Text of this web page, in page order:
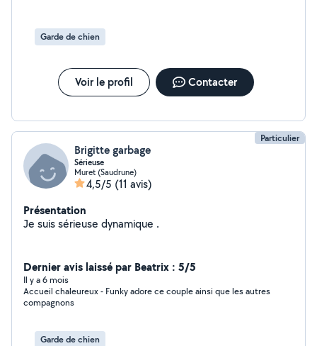
Garde de chien
Voir le profil Contacter
Particulier
Brigitte garbage
Sérieuse
Muret (Saudrune)
4,5/5 (11 avis)
Présentation
Je suis sérieuse dynamique .
Dernier avis laissé par Beatrix : 5/5
Il y a 6 mois
Accueil chaleureux - Funky adore ce couple ainsi que les autres
compagnons
Garde de chien